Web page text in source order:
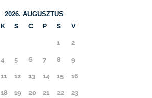
2026. AUGUSZTUS
K S C P S V
1 2
4 5 6 7 8 9
11 12 13 14 15 16
18 19 20 21 22 23